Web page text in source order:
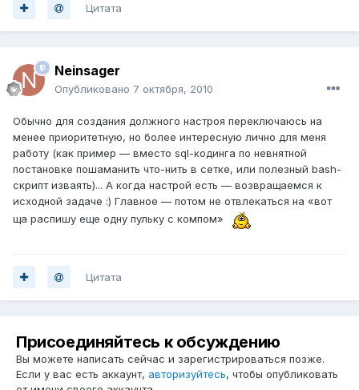
Цитата
Neinsager
Опубликовано 7 октября, 2010
Обычно для создания должного настроя переключаюсь на
менее приоритетную, но более интересную лично для меня
работу (как пример — вместо sql-кодинга по невнятной
постановке пошаманить что-нить в сетке, или полезный bash-
скрипт изваять)... А когда настрой есть — возвращаемся к
исходной задаче :) Главное — потом не отвлекаться на «вот
ща распишу еще одну пульку с компом»
Цитата
Присоединяйтесь к обсуждению
Вы можете написать сейчас и зарегистрироваться позже.
Если у вас есть аккаунт, авторизуйтесь, чтобы опубликовать